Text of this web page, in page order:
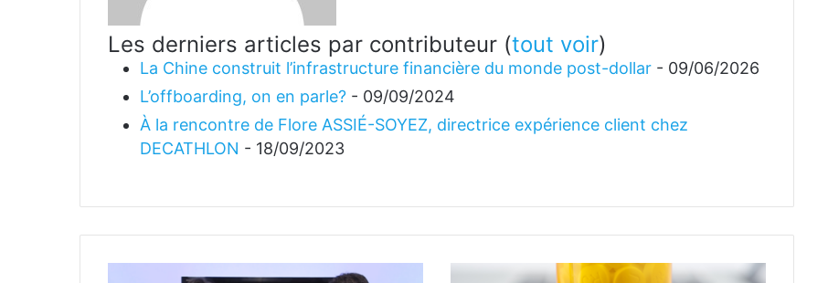
Les derniers articles par contributeur (tout voir)
La Chine construit l’infrastructure financière du monde post-dollar - 09/06/2026
L’offboarding, on en parle? - 09/09/2024
À la rencontre de Flore ASSIÉ-SOYEZ, directrice expérience client chez
DECATHLON - 18/09/2023